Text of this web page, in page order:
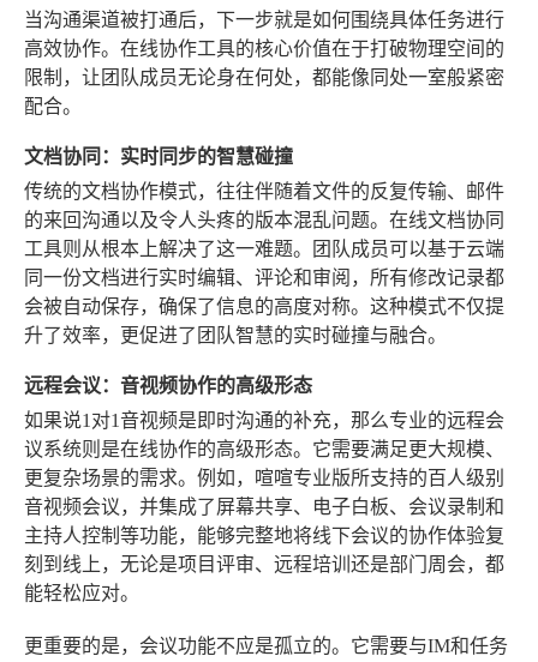
当沟通渠道被打通后，下一步就是如何围绕具体任务进行
高效协作。在线协作工具的核心价值在于打破物理空间的
限制，让团队成员无论身在何处，都能像同处一室般紧密
配合。
文档协同：实时同步的智慧碰撞
传统的文档协作模式，往往伴随着文件的反复传输、邮件
的来回沟通以及令人头疼的版本混乱问题。在线文档协同
工具则从根本上解决了这一难题。团队成员可以基于云端
同一份文档进行实时编辑、评论和审阅，所有修改记录都
会被自动保存，确保了信息的高度对称。这种模式不仅提
升了效率，更促进了团队智慧的实时碰撞与融合。
远程会议：音视频协作的高级形态
如果说1对1音视频是即时沟通的补充，那么专业的远程会
议系统则是在线协作的高级形态。它需要满足更大规模、
更复杂场景的需求。例如，喧喧专业版所支持的百人级别
音视频会议，并集成了屏幕共享、电子白板、会议录制和
主持人控制等功能，能够完整地将线下会议的协作体验复
刻到线上，无论是项目评审、远程培训还是部门周会，都
能轻松应对。
更重要的是，会议功能不应是孤立的。它需要与IM和任务